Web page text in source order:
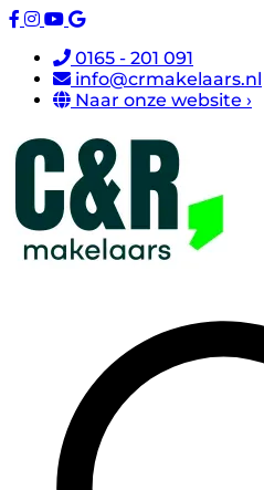
0165 - 201 091
info@crmakelaars.nl
Naar onze website ›